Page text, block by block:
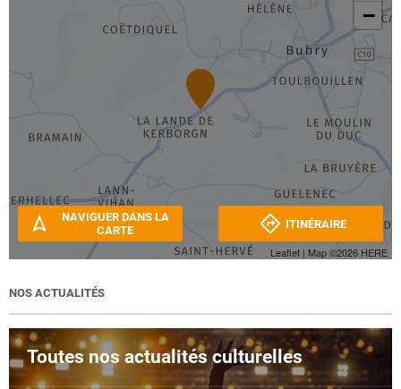
−
Leaflet | Map ©2026 HERE
NAVIGUER DANS LA
CARTE
ITINÉRAIRE
NOS ACTUALITÉS
Toutes nos actualités culturelles